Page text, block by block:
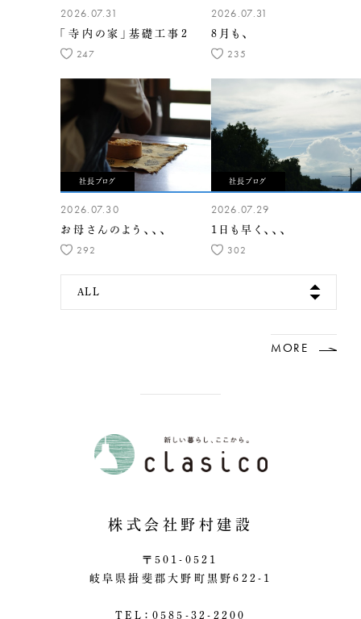
2026.07.31
「寺内の家」基礎工事2
247
2026.07.31
8月も、
235
社長ブログ
2026.07.30
お母さんのよう、、、
292
社長ブログ
2026.07.29
1日も早く、、、
302
ALL
MORE
株式会社野村建設
〒501-0521
岐阜県揖斐郡大野町黒野622-1
TEL：0585-32-2200